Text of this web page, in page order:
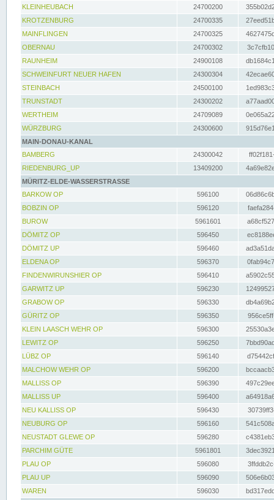
KLEINHEUBACH 24700200
KROTZENBURG
24700335
MAINFLINGEN
24700325
OBERNAU
24700302
RAUNHEIM
24900108
SCHWEINFURT NEUER HAFEN
24300304
STEINBACH
24500100
TRUNSTADT
24300202
WERTHEIM
24709089
WÜRZBURG
24300600
MAIN-DONAU-KANAL
BAMBERG
24300042
RIEDENBURG_UP
13409200
MÜRITZ-ELDE-WASSERSTRASSE
BARKOW OP
596100
BOBZIN OP
596120
BUROW
5961601
DÖMITZ OP
596450
DÖMITZ UP
596460
ELDENA OP
596370
FINDENWIRUNSHIER OP
596410
GARWITZ UP
596230
GRABOW OP
596330
GÜRITZ OP
596350
KLEIN LAASCH WEHR OP
596300
LEWITZ OP
596250
LÜBZ OP
596140
MALCHOW WEHR OP
596200
MALLISS OP
596390
MALLISS UP
596400
NEU KALLISS OP
596430
NEUBURG OP
596160
NEUSTADT GLEWE OP
596280
PARCHIM GÜTE
5961801
PLAU OP
596080
PLAU UP
596090
WAREN
596030